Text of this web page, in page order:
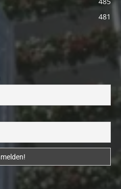
481